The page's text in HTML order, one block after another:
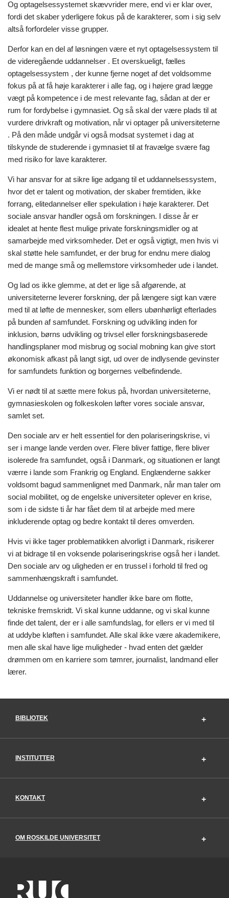
Og optagelsessystemet skævvrider mere, end vi er klar over,
fordi det skaber yderligere fokus på de karakterer, som i sig selv
altså forfordeler visse grupper.
Derfor kan en del af løsningen være et nyt optagelsessystem til
de videregående uddannelser . Et overskueligt, fælles
optagelsessystem , der kunne fjerne noget af det voldsomme
fokus på at få høje karakterer i alle fag, og i højere grad lægge
vægt på kompetence i de mest relevante fag, sådan at der er
rum for fordybelse i gymnasiet. Og så skal der være plads til at
vurdere drivkraft og motivation, når vi optager på universiteterne
. På den måde undgår vi også modsat systemet i dag at
tilskynde de studerende i gymnasiet til at fravælge svære fag
med risiko for lave karakterer.
Vi har ansvar for at sikre lige adgang til et uddannelsessystem,
hvor det er talent og motivation, der skaber fremtiden, ikke
forrang, elitedannelser eller spekulation i høje karakterer. Det
sociale ansvar handler også om forskningen. I disse år er
idealet at hente flest mulige private forskningsmidler og at
samarbejde med virksomheder. Det er også vigtigt, men hvis vi
skal støtte hele samfundet, er der brug for endnu mere dialog
med de mange små og mellemstore virksomheder ude i landet.
Og lad os ikke glemme, at det er lige så afgørende, at
universiteterne leverer forskning, der på længere sigt kan være
med til at løfte de mennesker, som ellers ubønhørligt efterlades
på bunden af samfundet. Forskning og udvikling inden for
inklusion, børns udvikling og trivsel eller forskningsbaserede
handlingsplaner mod misbrug og social mobning kan give stort
økonomisk afkast på langt sigt, ud over de indlysende gevinster
for samfundets funktion og borgernes velbefindende.
Vi er nødt til at sætte mere fokus på, hvordan universiteterne,
gymnasieskolen og folkeskolen løfter vores sociale ansvar,
samlet set.
Den sociale arv er helt essentiel for den polariseringskrise, vi
ser i mange lande verden over. Flere bliver fattige, flere bliver
isolerede fra samfundet, også i Danmark, og situationen er langt
værre i lande som Frankrig og England. Englænderne sakker
voldsomt bagud sammenlignet med Danmark, når man taler om
social mobilitet, og de engelske universiteter oplever en krise,
som i de sidste ti år har fået dem til at arbejde med mere
inkluderende optag og bedre kontakt til deres omverden.
Hvis vi ikke tager problematikken alvorligt i Danmark, risikerer
vi at bidrage til en voksende polariseringskrise også her i landet.
Den sociale arv og uligheden er en trussel i forhold til fred og
sammenhængskraft i samfundet.
Uddannelse og universiteter handler ikke bare om flotte,
tekniske fremskridt. Vi skal kunne uddanne, og vi skal kunne
finde det talent, der er i alle samfundslag, for ellers er vi med til
at uddybe kløften i samfundet. Alle skal ikke være akademikere,
men alle skal have lige muligheder - hvad enten det gælder
drømmen om en karriere som tømrer, journalist, landmand eller
lærer.
BIBLIOTEK
INSTITUTTER
KONTAKT
OM ROSKILDE UNIVERSITET